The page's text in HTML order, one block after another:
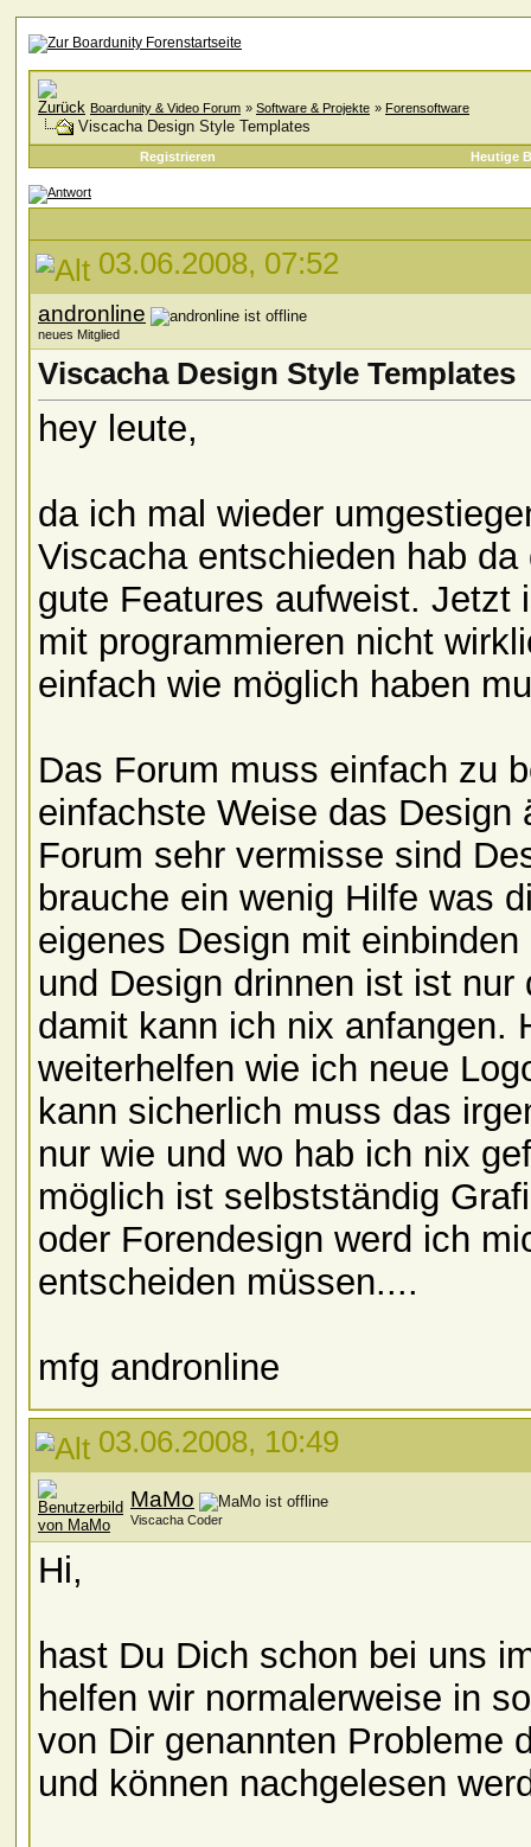
Boardunity & Video Forum » Software & Projekte » Forensoftware
Viscacha Design Style Templates
Registrieren Heutige
03.06.2008, 07:52
andronline
neues Mitglied
Viscacha Design Style Templates
hey leute,
da ich mal wieder
Viscacha entschieden hab
gute Features aufweist. Jetzt
mit programmieren nicht
einfach wie möglich haben
Das Forum muss einfach zu
einfachste Weise das
Forum sehr vermisse sind
brauche ein wenig Hilfe was
eigenes Design mit
und Design drinnen ist ist
damit kann ich nix anfangen.
weiterhelfen wie ich neue
kann sicherlich muss das
nur wie und wo hab ich nix
möglich ist selbstständig
oder Forendesign werd ich
entscheiden müssen....
mfg andronline
03.06.2008, 10:49
MaMo
Viscacha Coder
Hi,
hast Du Dich schon bei uns
helfen wir normalerweise in
von Dir genannten Probleme
und können nachgelesen